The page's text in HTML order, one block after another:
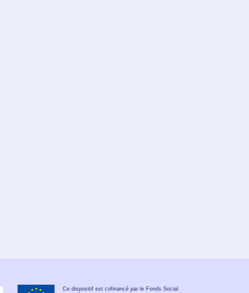
Ce dispositif est cofinancé par le Fonds Social